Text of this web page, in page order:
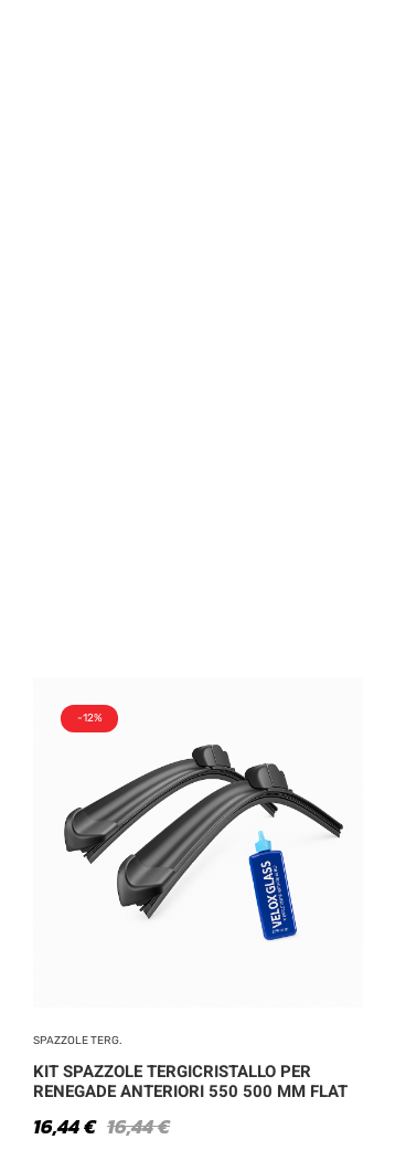
-12%
SPAZZOLE TERG.
KIT SPAZZOLE TERGICRISTALLO PER
RENEGADE ANTERIORI 550 500 MM FLAT
16,44€
16,44€